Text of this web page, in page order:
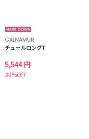
CALNAMUR
チュールロングT
5,544 円
30%OFF